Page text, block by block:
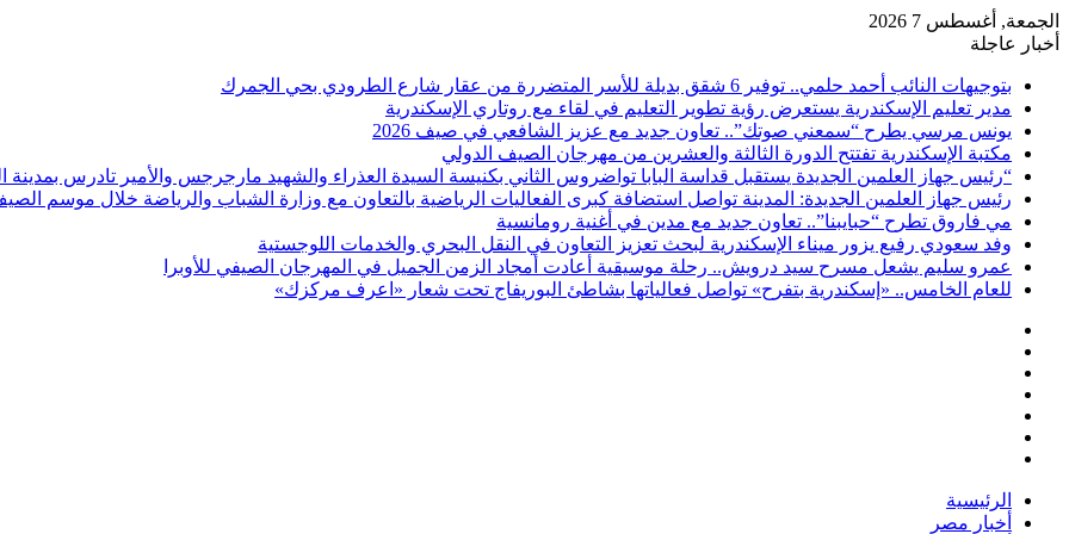
الجمعة, أغسطس 7 2026
أخبار عاجلة
بتوجيهات النائب أحمد حلمي.. توفير 6 شقق بديلة للأسر المتضررة من عقار شارع الطرودي بحي الجمرك
مدير تعليم الإسكندرية يستعرض رؤية تطوير التعليم في لقاء مع روتاري الإسكندرية
يونس مرسي يطرح “سمعني صوتك”.. تعاون جديد مع عزيز الشافعي في صيف 2026
مكتبة الإسكندرية تفتتح الدورة الثالثة والعشرين من مهرجان الصيف الدولي
“رئيس جهاز العلمين الجديدة يستقبل قداسة البابا تواضروس الثاني بكنيسة السيدة العذراء والشهيد مارجرجس والأمير تادرس بمدينة
رئيس جهاز العلمين الجديدة: المدينة تواصل استضافة كبرى الفعاليات الرياضية بالتعاون مع وزارة الشباب والرياضة خلال موسم
مي فاروق تطرح “حبايبنا”.. تعاون جديد مع مدين في أغنية رومانسية
وفد سعودي رفيع يزور ميناء الإسكندرية لبحث تعزيز التعاون في النقل البحري والخدمات اللوجستية
عمرو سليم يشعل مسرح سيد درويش.. رحلة موسيقية أعادت أمجاد الزمن الجميل في المهرجان الصيفي للأوبرا
للعام الخامس.. «إسكندرية بتفرح» تواصل فعالياتها بشاطئ البوريفاج تحت شعار «اعرف مركزك»
جانبي
الرئيسية
أخبار مصر